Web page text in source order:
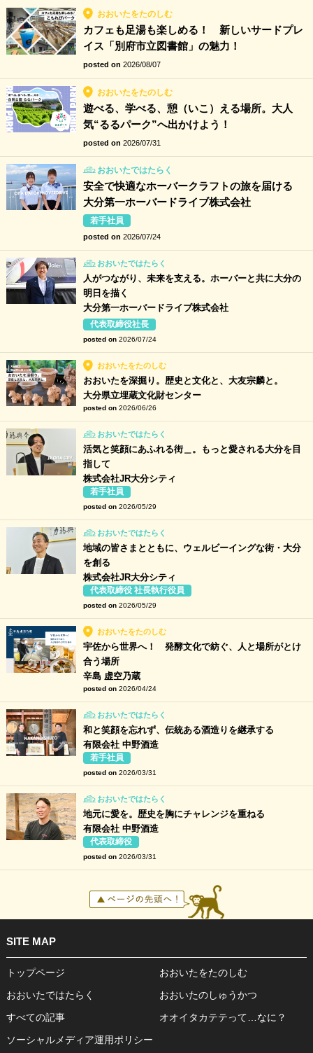
おおいたをたのしむ
カフェも足湯も楽しめる！ 新しいサードプレ
イス「別府市立図書館」の魅力！
posted on 2026/08/07
おおいたをたのしむ
遊べる、学べる、憩（いこ）える場所。大人
気“るるパーク”へ出かけよう！
posted on 2026/07/31
おおいたではたらく
安全で快適なホーバークラフトの旅を届ける
大分第一ホーバードライブ株式会社
若手社員
posted on 2026/07/24
おおいたではたらく
人がつながり、未来を支える。ホーバーと共に大分の
明日を描く
大分第一ホーバードライブ株式会社
代表取締役社長
posted on 2026/07/24
おおいたをたのしむ
おおいたを深掘り。歴史と文化と、大友宗麟と。
大分県立埋蔵文化財センター
posted on 2026/06/26
おおいたではたらく
活気と笑顔にあふれる街＿。もっと愛される大分を目
指して
株式会社JR大分シティ
若手社員
posted on 2026/05/29
おおいたではたらく
地域の皆さまとともに、ウェルビーイングな街・大分
を創る
株式会社JR大分シティ
代表取締役 社長執行役員
posted on 2026/05/29
おおいたをたのしむ
宇佐から世界へ！ 発酵文化で紡ぐ、人と場所がとけ
合う場所
辛島 虚空乃蔵
posted on 2026/04/24
おおいたではたらく
和と笑顔を忘れず、伝統ある酒造りを継承する
有限会社 中野酒造
若手社員
posted on 2026/03/31
おおいたではたらく
地元に愛を。歴史を胸にチャレンジを重ねる
有限会社 中野酒造
代表取締役
posted on 2026/03/31
SITE MAP
トップページ
おおいたをたのしむ
おおいたではたらく
おおいたのしゅうかつ
すべての記事
オオイタカテテって…なに？
ソーシャルメディア運用ポリシー